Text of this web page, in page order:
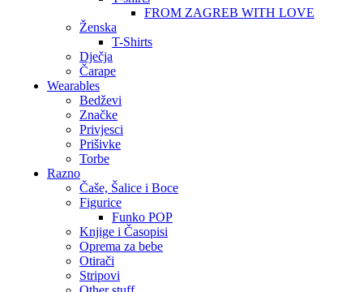
FROM ZAGREB WITH LOVE
Ženska
T-Shirts
Dječja
Čarape
Wearables
Bedževi
Značke
Privjesci
Prišivke
Torbe
Razno
Čaše, Šalice i Boce
Figurice
Funko POP
Knjige i Časopisi
Oprema za bebe
Otirači
Stripovi